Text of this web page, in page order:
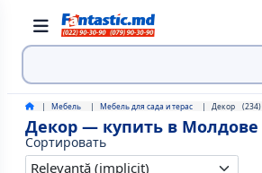
Поиск
Мебель Мебель для сада и терас Декор (234)
Декор — купить в Молдове
Сортировать